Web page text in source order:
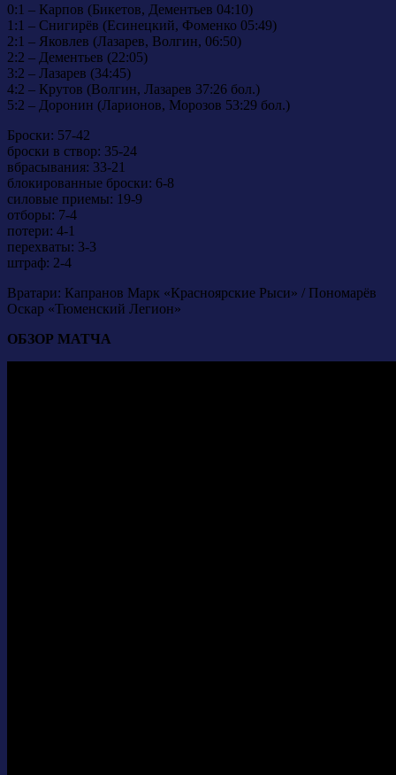
0:1 – Карпов (Бикетов, Дементьев 04:10)
1:1 – Снигирёв (Есинецкий, Фоменко 05:49)
2:1 – Яковлев (Лазарев, Волгин, 06:50)
2:2 – Дементьев (22:05)
3:2 – Лазарев (34:45)
4:2 – Крутов (Волгин, Лазарев 37:26 бол.)
5:2 – Доронин (Ларионов, Морозов 53:29 бол.)
Броски: 57-42
броски в створ: 35-24
вбрасывания: 33-21
блокированные броски: 6-8
силовые приемы: 19-9
отборы: 7-4
потери: 4-1
перехваты: 3-3
штраф: 2-4
Вратари: Капранов Марк «Красноярские Рыси» / Пономарёв
Оскар «Тюменский Легион»
ОБЗОР МАТЧА